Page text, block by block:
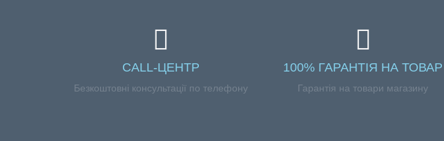
CALL-ЦЕНТР
Безкоштовні консультації по телефону
100% ГАРАНТІЯ НА ТОВАР
Гарантія на товари магазину